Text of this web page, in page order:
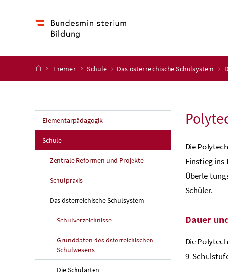
Startseite
Themen Schule Das österreichische Schulsystem
Elementarpädagogik
Schule
Zentrale Reformen und Projekte
Schulpraxis
Das österreichische Schulsystem
Schulverzeichnisse
Grunddaten des österreichischen
Schulwesens
Die Schularten
Die
Einstieg ins
Schüler.
Dauer
Die
9.